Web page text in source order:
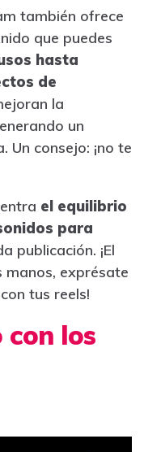
también ofrece
que puedes
hasta
de
la
un
Un consejo: ¡no te
el equilibrio
para
publicación. ¡El
manos, exprésate
tus reels!
los